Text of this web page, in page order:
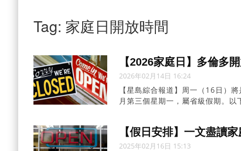
Tag: 家庭日開放時間
【2026家庭日】多倫多
2026年02月14日 16:24
【星島綜合報道】周一（16日）
月第三個星期一，屬省級假期。
【假日安排】一文盡讀
2025年02月16日 15:13